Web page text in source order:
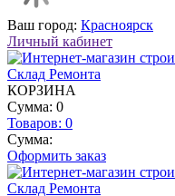
Ваш город: Красноярск
Личный кабинет
КОРЗИНА
Сумма: 0
Товаров: 0
Сумма:
Оформить заказ